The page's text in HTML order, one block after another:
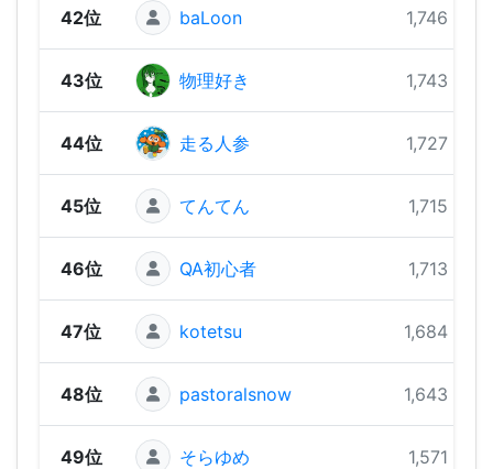
42位 baLoon 1,746 pts
43位 物理好き 1,743 pts
44位 走る人参 1,727 pts
45位 てんてん 1,715 pts
46位 QA初心者 1,713 pts
47位 kotetsu 1,684 pts
48位 pastoralsnow 1,643 pts
49位 そらゆめ 1,571 pts